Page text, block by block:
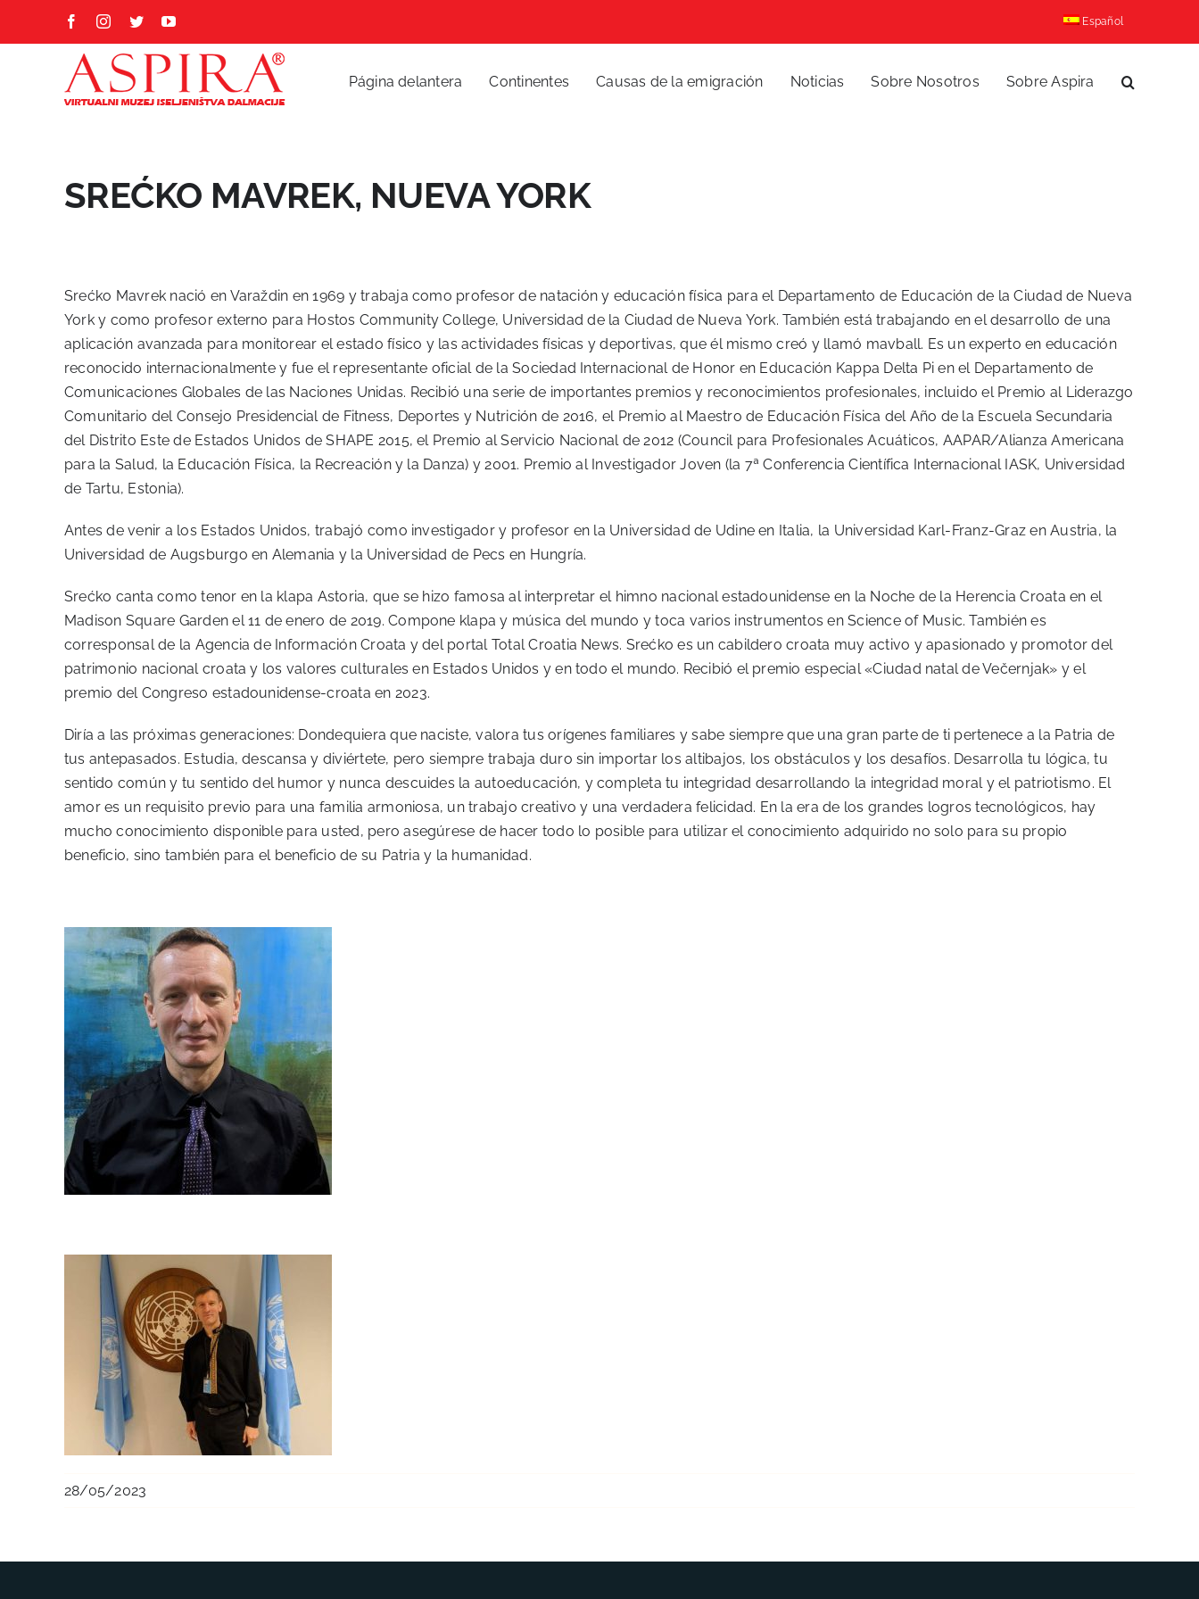
FacebookInstagram
TwitterYouTube Español
Página delantera Continentes Causas de la emigración Noticias Sobre Nosotros Sobre Aspira
SREĆKO MAVREK, NUEVA YORK
Srećko Mavrek nació en Varaždin en 1969 y trabaja como profesor de natación y educación física para el Departamento de Educación de la Ciudad de Nueva
York y como profesor externo para Hostos Community College, Universidad de la Ciudad de Nueva York. También está trabajando en el desarrollo de una
aplicación avanzada para monitorear el estado físico y las actividades físicas y deportivas, que él mismo creó y llamó mavball. Es un experto en educación
reconocido internacionalmente y fue el representante oficial de la Sociedad Internacional de Honor en Educación Kappa Delta Pi en el Departamento de
Comunicaciones Globales de las Naciones Unidas. Recibió una serie de importantes premios y reconocimientos profesionales, incluido el Premio al Liderazgo
Comunitario del Consejo Presidencial de Fitness, Deportes y Nutrición de 2016, el Premio al Maestro de Educación Física del Año de la Escuela Secundaria
del Distrito Este de Estados Unidos de SHAPE 2015, el Premio al Servicio Nacional de 2012 (Council para Profesionales Acuáticos, AAPAR/Alianza Americana
para la Salud, la Educación Física, la Recreación y la Danza) y 2001. Premio al Investigador Joven (la 7ª Conferencia Científica Internacional IASK, Universidad
de Tartu, Estonia).
Antes de venir a los Estados Unidos, trabajó como investigador y profesor en la Universidad de Udine en Italia, la Universidad Karl-Franz-Graz en Austria, la
Universidad de Augsburgo en Alemania y la Universidad de Pecs en Hungría.
Srećko canta como tenor en la klapa Astoria, que se hizo famosa al interpretar el himno nacional estadounidense en la Noche de la Herencia Croata en el
Madison Square Garden el 11 de enero de 2019. Compone klapa y música del mundo y toca varios instrumentos en Science of Music. También es
corresponsal de la Agencia de Información Croata y del portal Total Croatia News. Srećko es un cabildero croata muy activo y apasionado y promotor del
patrimonio nacional croata y los valores culturales en Estados Unidos y en todo el mundo. Recibió el premio especial «Ciudad natal de Večernjak» y el
premio del Congreso estadounidense-croata en 2023.
Diría a las próximas generaciones: Dondequiera que naciste, valora tus orígenes familiares y sabe siempre que una gran parte de ti pertenece a la Patria de
tus antepasados. Estudia, descansa y diviértete, pero siempre trabaja duro sin importar los altibajos, los obstáculos y los desafíos. Desarrolla tu lógica, tu
sentido común y tu sentido del humor y nunca descuides la autoeducación, y completa tu integridad desarrollando la integridad moral y el patriotismo. El
amor es un requisito previo para una familia armoniosa, un trabajo creativo y una verdadera felicidad. En la era de los grandes logros tecnológicos, hay
mucho conocimiento disponible para usted, pero asegúrese de hacer todo lo posible para utilizar el conocimiento adquirido no solo para su propio
beneficio, sino también para el beneficio de su Patria y la humanidad.
28/05/2023